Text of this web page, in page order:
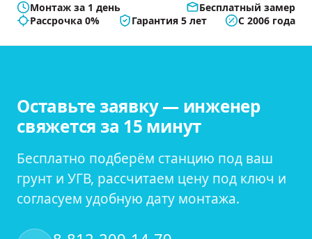
Монтаж за 1 день
Бесплатный замер
Рассрочка 0%
Гарантия 5 лет С 2006 года
Оставьте заявку — инженер
свяжется за 15 минут
Бесплатно подберём станцию под ваш
грунт и УГВ, рассчитаем цену под ключ и
согласуем удобную дату монтажа.